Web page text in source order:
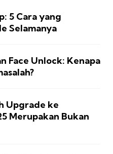
5 Cara yang
Selamanya
Face Unlock: Kenapa
Upgrade ke
Merupakan Bukan